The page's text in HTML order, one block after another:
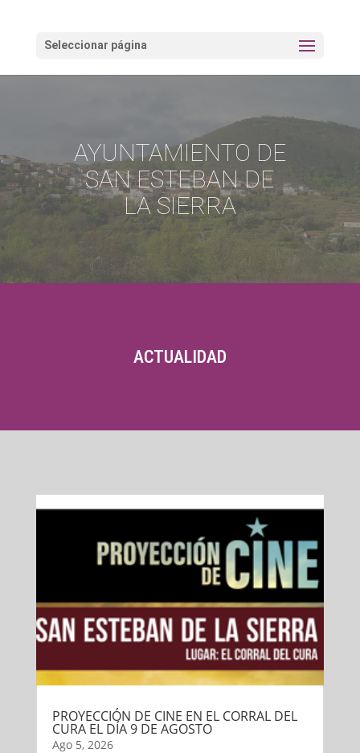
Seleccionar página
AYUNTAMIENTO DE
SAN ESTEBAN DE
LA SIERRA
ACTUALIDAD
PROYECCIÓN DE CINE EN EL CORRAL DEL
CURA EL DÍA 9 DE AGOSTO
Ago 5, 2026